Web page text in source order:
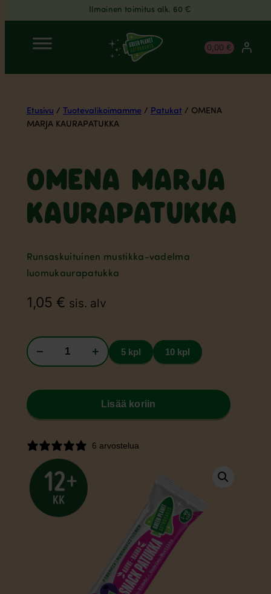
Ilmainen toimitus alk. 60 €
0,00 €
Etusivu / Tuotevalikoimamme / Patukat / OMENA
MARJA KAURAPATUKKA
OMENA MARJA
KAURAPATUKKA
Runsaskuituinen mustikka-vadelma
luomukaurapatukka
1,05 € sis. alv
− + 5 kpl 10 kpl
Lisää koriin
6 arvostelua